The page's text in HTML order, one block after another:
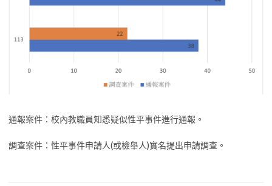
通報案件：校內教職員知悉疑似性平事件進行通報。
調查案件：性平事件申請人(或檢舉人)實名提出申請調查。